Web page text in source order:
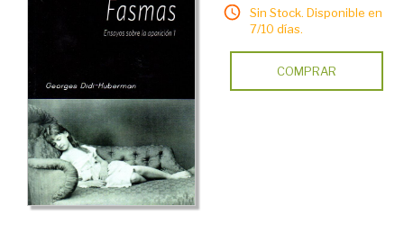
Sin Stock. Disponible en
7/10 días.
COMPRAR